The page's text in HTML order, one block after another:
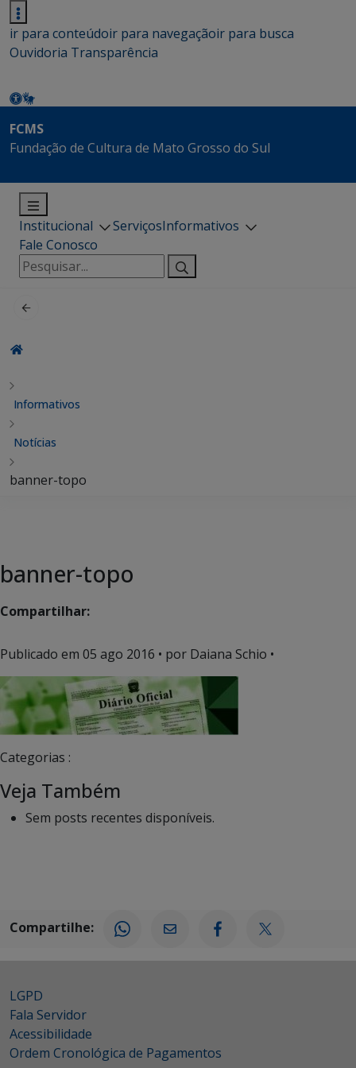
ir para conteúdoir para navegaçãoir para busca
Ouvidoria Transparência
FCMS
Fundação de Cultura de Mato Grosso do Sul
Institucional ServiçosInformativos
Fale Conosco
Pesquisar
por:
Informativos
Notícias
banner-topo
banner-topo
Compartilhar:
Publicado em 05 ago 2016 • por Daiana Schio •
Categorias :
Veja Também
Sem posts recentes disponíveis.
Compartilhe:
LGPD
Fala Servidor
Acessibilidade
Ordem Cronológica de Pagamentos